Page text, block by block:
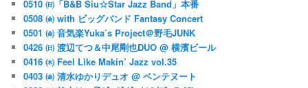
0510 ㈰「B&B Siu☆Star Jazz Band」本番
0508 ㈮ with ビッグバンド Fantasy Concert
0501 ㈮ 音気楽Yuka’s Project＠野毛JUNK
0426 ㈰ 渡辺てつ＆中尾剛也DUO @ 横濱ビール
0416 ㈭ Feel Like Makin’ Jazz vol.35
0403 ㈮ 清水ゆかりデュオ @ ベンテヌート